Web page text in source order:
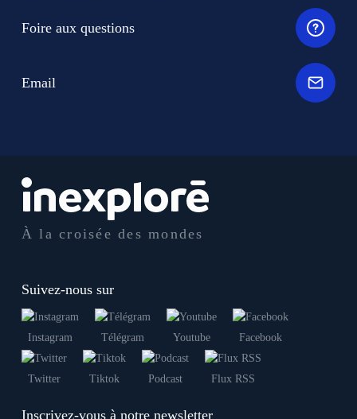
À la croisée des mondes
Suivez-nous sur
Instagram Télégram Youtube Facebook
Twitter Tiktok Podcast Flux RSS
Inscrivez-vous à notre newsletter
Foire aux questions
Email